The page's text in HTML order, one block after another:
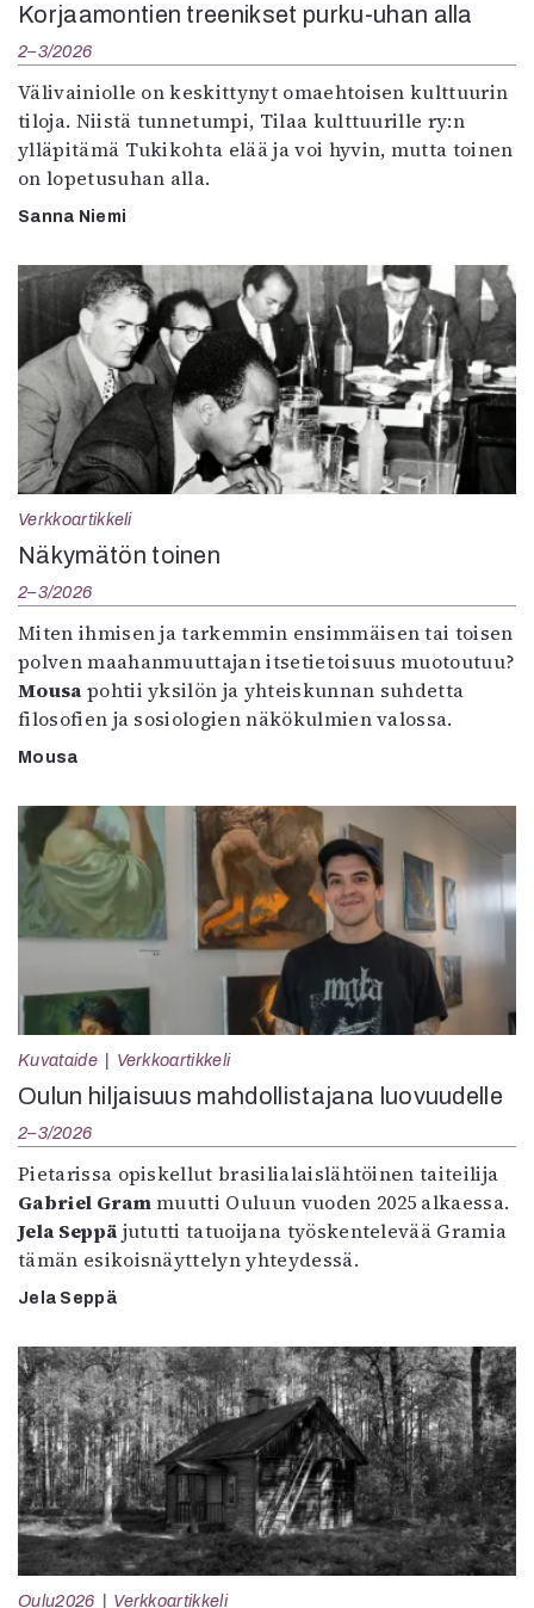
Korjaamontien treenikset purku-uhan alla
2–3/2026
Välivainiolle on keskittynyt omaehtoisen kulttuurin
tiloja. Niistä tunnetumpi, Tilaa kulttuurille ry:n
ylläpitämä Tukikohta elää ja voi hyvin, mutta toinen
on lopetusuhan alla.
Sanna Niemi
Verkkoartikkeli
Näkymätön toinen
2–3/2026
Miten ihmisen ja tarkemmin ensimmäisen tai toisen
polven maahanmuuttajan itsetietoisuus muotoutuu?
Mousa pohtii yksilön ja yhteiskunnan suhdetta
filosofien ja sosiologien näkökulmien valossa.
Mousa
Kuvataide Verkkoartikkeli
Oulun hiljaisuus mahdollistajana luovuudelle
2–3/2026
Pietarissa opiskellut brasilialaislähtöinen taiteilija
Gabriel Grammuutti Ouluun vuoden 2025 alkaessa.
Jela Seppä jututti tatuoijana työskentelevää Gramia
tämän esikoisnäyttelyn yhteydessä.
Jela Seppä
Oulu2026 Verkkoartikkeli